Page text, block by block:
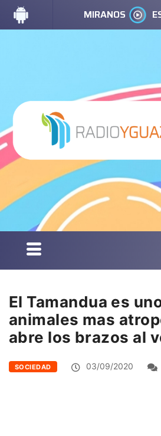
MIRANOS
El Tamandua es
animales mas
abre los brazos al
SOCIEDAD 03/09/2020